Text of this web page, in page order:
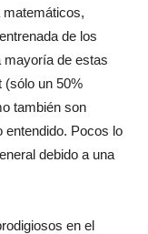
de los
mayoría de estas
(sólo un 50%
también son
Pocos lo
debido a una
en el